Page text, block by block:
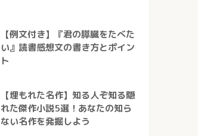
【例文付き】『君の膵臓をたべた
い』読書感想文の書き方とポイン
ト
【埋もれた名作】知る人ぞ知る隠
れた傑作小説5選！あなたの知ら
ない名作を発掘しよう